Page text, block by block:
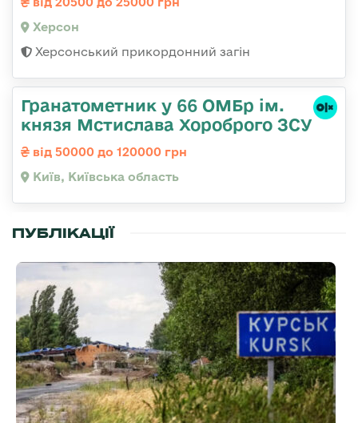
Херсон
Херсонський прикордонний загін
Гранатометник у 66 ОМБр ім.
князя Мстислава Хороброго ЗСУ
від 50000 до 120000 грн
Київ, Київська область
ПУБЛІКАЦІЇ